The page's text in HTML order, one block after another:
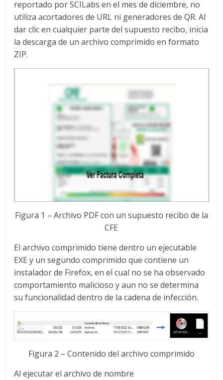
reportado por SCILabs en el mes de diciembre, no
utiliza acortadores de URL ni generadores de QR. Al
dar clic en cualquier parte del supuesto recibo, inicia
la descarga de un archivo comprimido en formato
ZIP.
Figura 1 – Archivo PDF con un supuesto recibo de la
CFE
El archivo comprimido tiene dentro un ejecutable
EXE y un segundo comprimido que contiene un
instalador de Firefox, en el cual no se ha observado
comportamiento malicioso y aun no se determina
su funcionalidad dentro de la cadena de infección.
Figura 2 – Contenido del archivo comprimido
Al ejecutar el archivo de nombre